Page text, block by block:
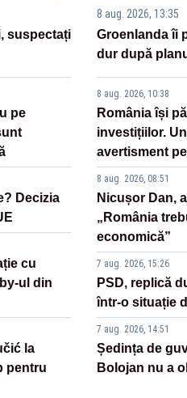
suspectați
pe
Decizia
cu
ul din
la
pentru
8 aug. 2026, 13:35
Groenlanda îi
dur după
8 aug. 2026, 10:38
România își
investițiilor.
avertisment
8 aug. 2026, 08:51
Nicușor Dan,
„România
economică”
7 aug. 2026, 15:26
PSD, replică
într-o situație
7 aug. 2026, 14:51
Ședința de
Bolojan nu a